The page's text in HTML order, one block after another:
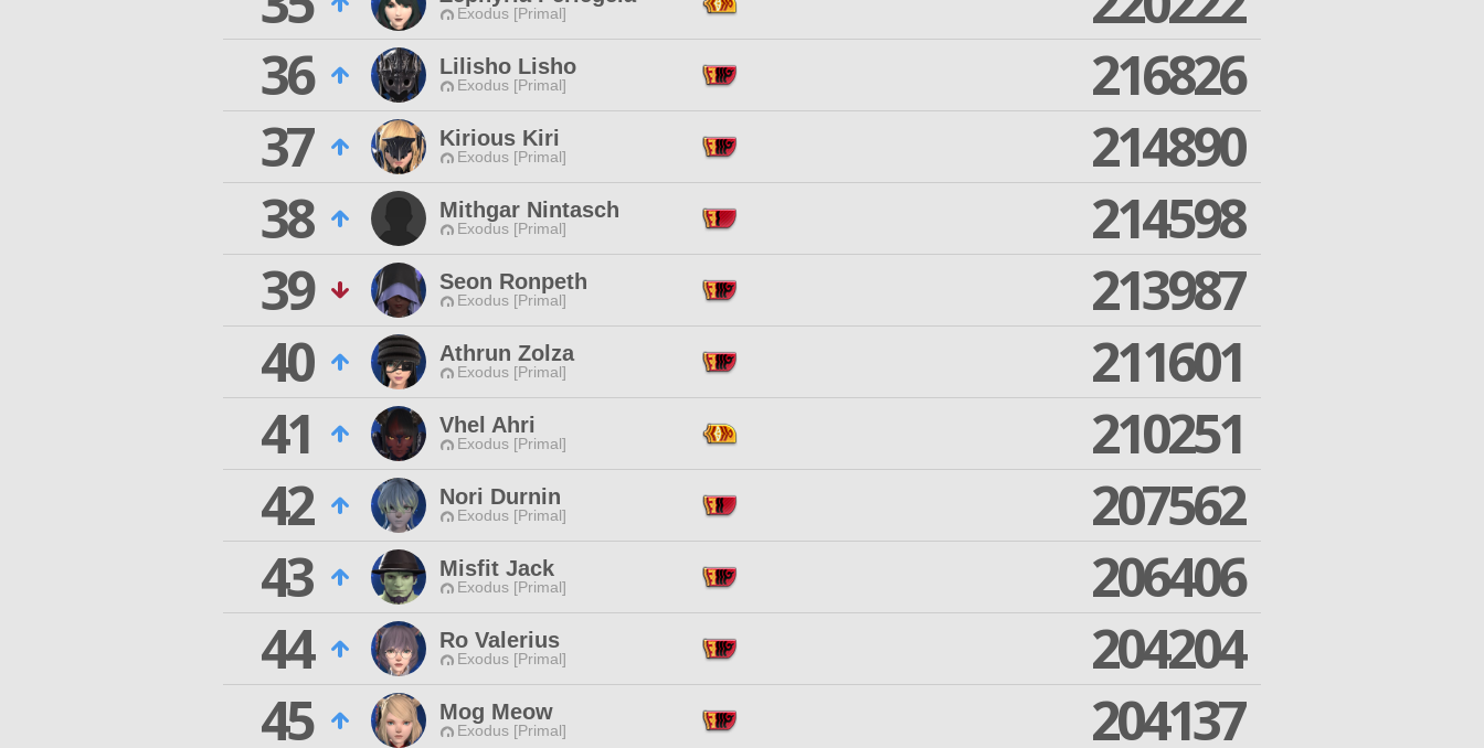
Exodus [Primal]
36
Lilisho Lisho
Exodus [Primal]
216826
37
Kirious Kiri
Exodus [Primal]
214890
38
Mithgar Nintasch
Exodus [Primal]
214598
39
Seon Ronpeth
Exodus [Primal]
213987
40
Athrun Zolza
Exodus [Primal]
211601
41
Vhel Ahri
Exodus [Primal]
210251
42
Nori Durnin
Exodus [Primal]
207562
43
Misfit Jack
Exodus [Primal]
206406
44
Ro Valerius
Exodus [Primal]
204204
45
Mog Meow
Exodus [Primal] 204137